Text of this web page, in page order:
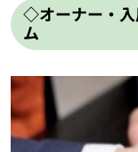
◇オーナー・入
ム